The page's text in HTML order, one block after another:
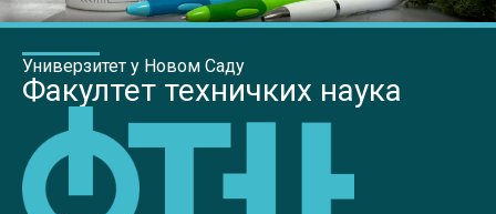
Универзитет у Новом Саду
Факултет техничких наука